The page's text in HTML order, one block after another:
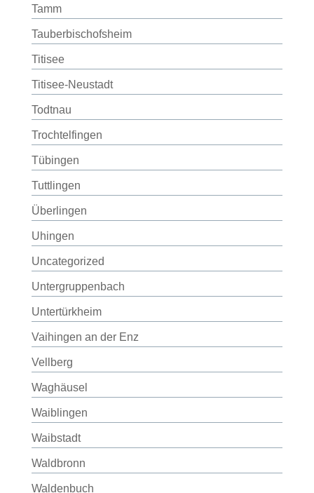
Tamm
Tauberbischofsheim
Titisee
Titisee-Neustadt
Todtnau
Trochtelfingen
Tübingen
Tuttlingen
Überlingen
Uhingen
Uncategorized
Untergruppenbach
Untertürkheim
Vaihingen an der Enz
Vellberg
Waghäusel
Waiblingen
Waibstadt
Waldbronn
Waldenbuch